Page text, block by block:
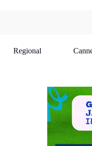
Regional